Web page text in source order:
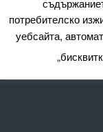
All
потребителско
уебсайта,